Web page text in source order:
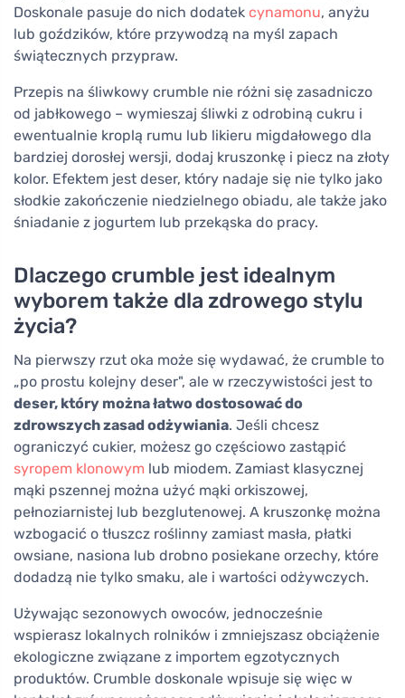
Doskonale pasuje do nich dodatek cynamonu, anyżu
lub goździków, które przywodzą na myśl zapach
świątecznych przypraw.
Przepis na śliwkowy crumble nie różni się zasadniczo
od jabłkowego – wymieszaj śliwki z odrobiną cukru i
ewentualnie kroplą rumu lub likieru migdałowego dla
bardziej dorosłej wersji, dodaj kruszonkę i piecz na złoty
kolor. Efektem jest deser, który nadaje się nie tylko jako
słodkie zakończenie niedzielnego obiadu, ale także jako
śniadanie z jogurtem lub przekąska do pracy.
Dlaczego crumble jest idealnym
wyborem także dla zdrowego stylu
życia?
Na pierwszy rzut oka może się wydawać, że crumble to
„po prostu kolejny deser", ale w rzeczywistości jest to
deser, który można łatwo dostosować do
zdrowszych zasad odżywiania. Jeśli chcesz
ograniczyć cukier, możesz go częściowo zastąpić
syropem klonowym lub miodem. Zamiast klasycznej
mąki pszennej można użyć mąki orkiszowej,
pełnoziarnistej lub bezglutenowej. A kruszonkę można
wzbogacić o tłuszcz roślinny zamiast masła, płatki
owsiane, nasiona lub drobno posiekane orzechy, które
dodadzą nie tylko smaku, ale i wartości odżywczych.
Używając sezonowych owoców, jednocześnie
wspierasz lokalnych rolników i zmniejszasz obciążenie
ekologiczne związane z importem egzotycznych
produktów. Crumble doskonale wpisuje się więc w